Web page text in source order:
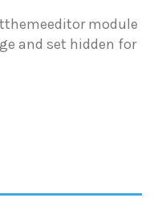
module
and set hidden for